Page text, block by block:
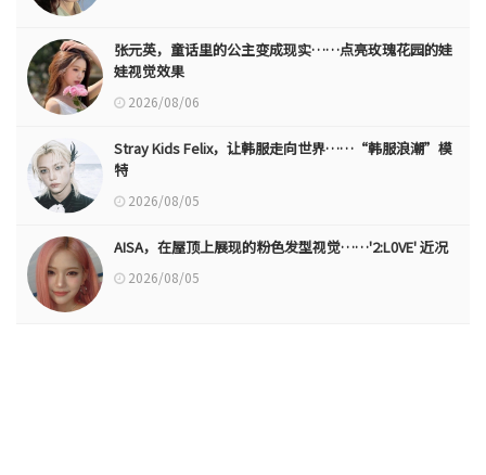
张元英，童话里的公主变成现实……点亮玫瑰花园的娃
娃视觉效果
2026/08/06
Stray Kids Felix，让韩服走向世界……“韩服浪潮”模
特
2026/08/05
AISA，在屋顶上展现的粉色发型视觉……'2:L0VE' 近况
2026/08/05